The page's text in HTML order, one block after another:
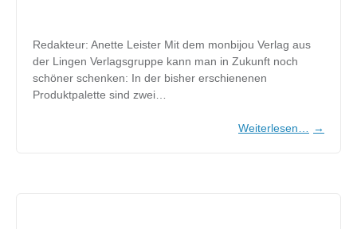
Redakteur: Anette Leister Mit dem monbijou Verlag aus
der Lingen Verlagsgruppe kann man in Zukunft noch
schöner schenken: In der bisher erschienenen
Produktpalette sind zwei…
Weiterlesen… →